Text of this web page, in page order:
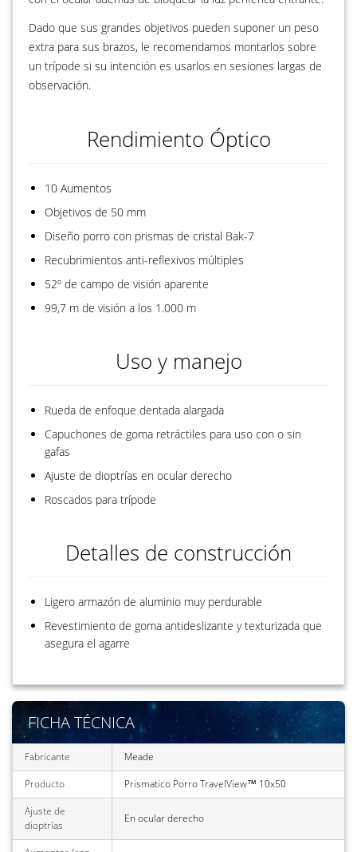
Dado que sus grandes objetivos pueden suponer un peso
extra para sus brazos, le recomendamos montarlos sobre
un trípode si su intención es usarlos en sesiones largas de
observación.
Rendimiento Óptico
10 Aumentos
Objetivos de 50 mm
Diseño porro con prismas de cristal Bak-7
Recubrimientos anti-reflexivos múltiples
52º de campo de visión aparente
99,7 m de visión a los 1.000 m
Uso y manejo
Rueda de enfoque dentada alargada
Capuchones de goma retráctiles para uso con o sin
gafas
Ajuste de dioptrías en ocular derecho
Roscados para trípode
Detalles de construcción
Ligero armazón de aluminio muy perdurable
Revestimiento de goma antideslizante y texturizada que
asegura el agarre
FICHA TÉCNICA
Fabricante
Meade
Producto
Prismatico Porro TravelView™ 10x50
Ajuste de
dioptrías
En ocular derecho